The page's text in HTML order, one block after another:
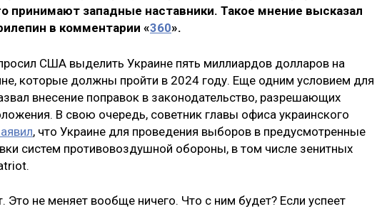
принимают западные наставники. Такое мнение высказал
в комментарии «360».
США выделить Украине пять миллиардов долларов на
которые должны пройти в 2024 году. Еще одним условием для
внесение поправок в законодательство, разрешающих
В свою очередь, советник главы офиса украинского
, что Украине для проведения выборов в предусмотренные
систем противовоздушной обороны, в том числе зенитных
не меняет вообще ничего. Что с ним будет? Если успеет